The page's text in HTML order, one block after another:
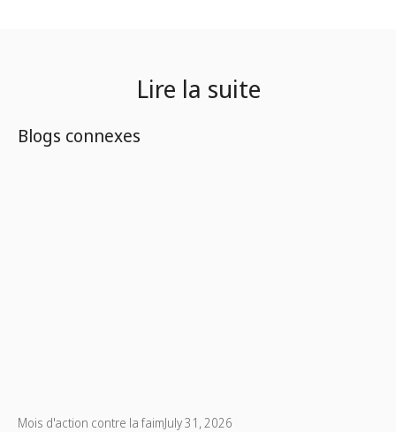
Lire la suite
Blogs connexes
Mois d'action contre la faimJuly 31, 2026